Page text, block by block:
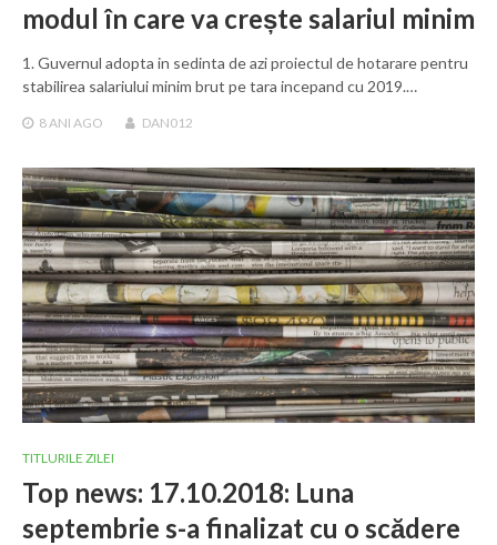
modul în care va crește salariul minim
1. Guvernul adopta in sedinta de azi proiectul de hotarare pentru
stabilirea salariului minim brut pe tara incepand cu 2019.…
8 ANI AGO DAN012
TITLURILE ZILEI
Top news: 17.10.2018: Luna
septembrie s-a finalizat cu o scădere